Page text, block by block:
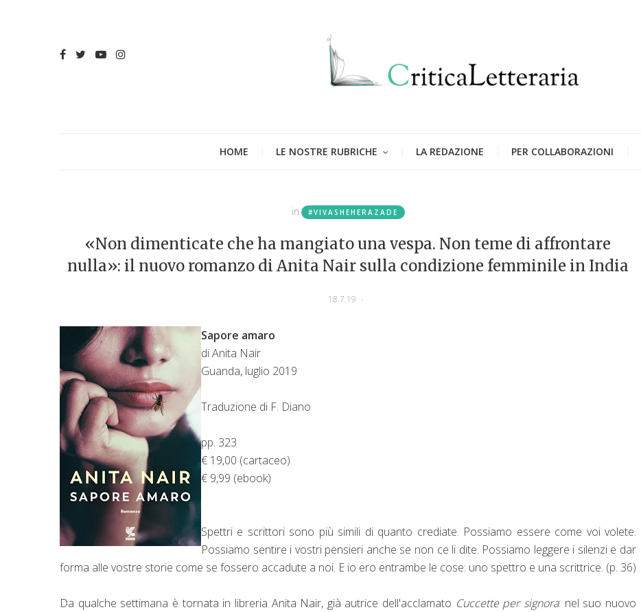
HOME LE NOSTRE RUBRICHE LA REDAZIONE PER COLLABORAZIONI
in #VIVASHEHERAZADE
«Non dimenticate che ha mangiato una vespa. Non teme di affrontare
nulla»: il nuovo romanzo di Anita Nair sulla condizione femminile in India
18.7.19 -
Sapore amaro
di Anita Nair
Guanda, luglio 2019
Traduzione di F. Diano
pp. 323
€ 19,00 (cartaceo)
€ 9,99 (ebook)
Spettri e scrittori sono più simili di quanto crediate. Possiamo essere come voi volete.
Possiamo sentire i vostri pensieri anche se non ce li dite. Possiamo leggere i silenzi e dar
forma alle vostre storie come se fossero accadute a noi. E io ero entrambe le cose: uno spettro e una scrittrice. (p. 36)
Da qualche settimana è tornata in libreria Anita Nair, già autrice dell'acclamato Cuccette per signora: nel suo nuovo